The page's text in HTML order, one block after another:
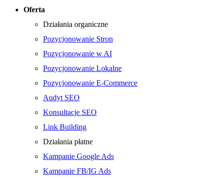
Oferta
Działania organiczne
Pozycjonowanie Stron
Pozycjonowanie w AI
Pozycjonowanie Lokalne
Pozycjonowanie E-Commerce
Audyt SEO
Konsultacje SEO
Link Building
Działania płatne
Kampanie Google Ads
Kampanie FB/IG Ads